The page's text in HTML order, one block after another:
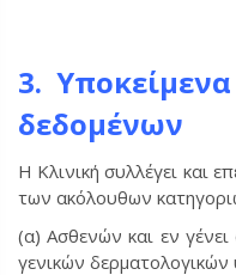
3.
δεδομένων
Η Κλινική συλλέγει και
των ακόλουθων
(α) Ασθενών και εν
γενικών